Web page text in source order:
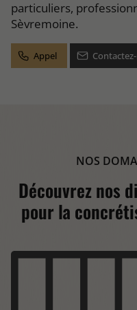
particuliers,
Sèvremoine.
Appel
NOS
Découvrez nos
pour la